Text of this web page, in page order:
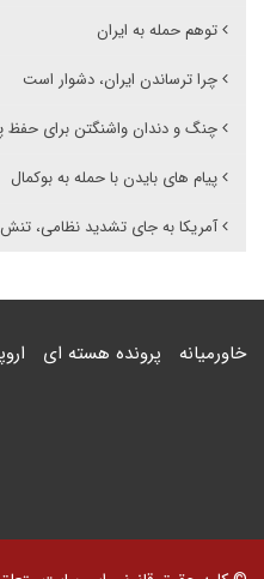
توهم حمله به ایران
چرا ترساندن ایران، دشوار است
چنگ و دندان واشنگتن برای حفظ
پیام های بایدن با حمله به بوکمال
آمریکا به جای تشدید نظامی، تنش
خاورمیانه پرونده هسته ای